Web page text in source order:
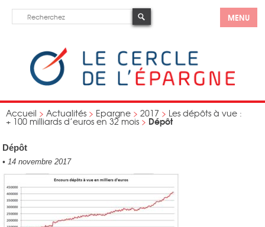
MENU
Accueil > Actualités > Epargne > 2017 > Les dépôts à vue :
+ 100 milliards d’euros en 32 mois > Dépôt
Dépôt
• 14 novembre 2017